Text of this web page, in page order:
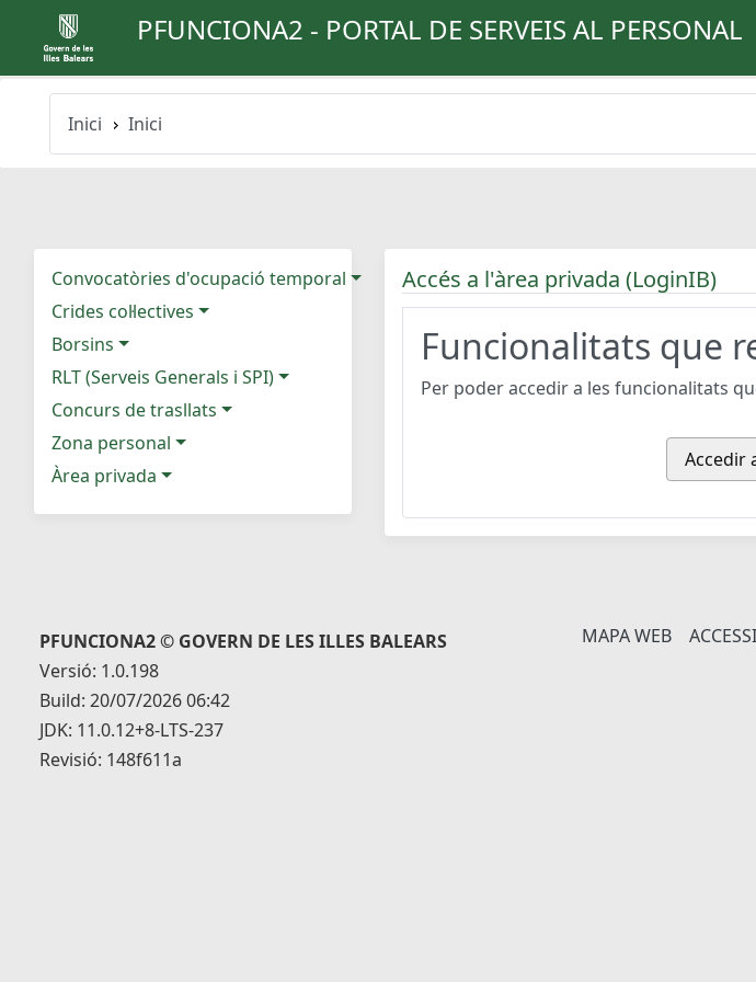
PFUNCIONA2 - PORTAL DE SERVEIS AL PERSONAL
Inici Inici
Convocatòries d'ocupació temporal
Crides col·lectives
Borsins
RLT (Serveis Generals i SPI)
Concurs de trasllats
Zona personal
Àrea privada
Accés a l'àrea privada (LoginIB)
Funcionalitats que
Per poder accedir a les funcionalitats
Accedir
PFUNCIONA2 © GOVERN DE LES ILLES BALEARS
Versió: 1.0.198
Build: 20/07/2026 06:42
JDK: 11.0.12+8-LTS-237
Revisió: 148f611a
MAPA WEB